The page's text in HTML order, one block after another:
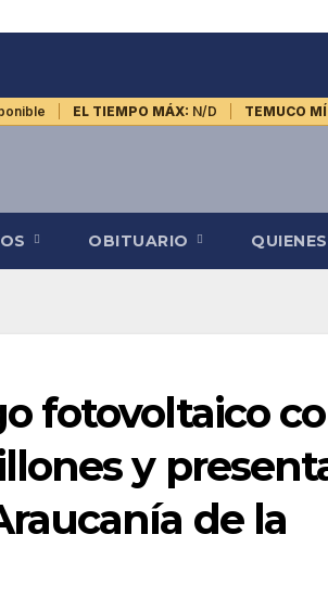
EL TIEMPO MÁX: N/D TEMUCO
OBITUARIO
fotovoltaico
y
de la